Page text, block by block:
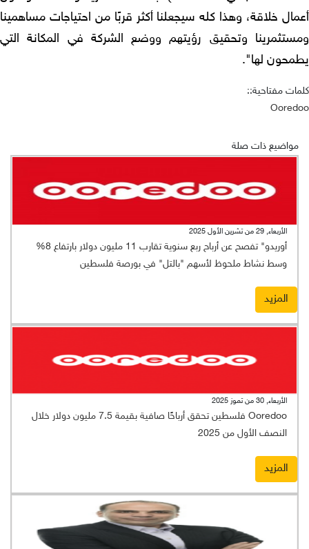
خلاقة، وهذا كله سيجعلنا أكثر قربًا من احتياجات مساهمينا
وتحقيق رؤيتهم ووضع الشركة في المكانة التي
لها".
مفتاحية::
مواضيع ذات صلة
الأربعاء, 29 من تشرين الأول 2025
أوريدو" تفصح عن أرباح ربع سنوية تقارب 11 مليون دولار بارتفاع 8%
وسط نشاط ملحوظ لأسهم "بالتل" في بورصة فلسطين
المزيد
الأربعاء, 30 من تموز 2025
Ooredoo فلسطين تحقق أرباحًا صافية بقيمة 7.5 مليون دولار خلال
النصف الأول من 2025
المزيد